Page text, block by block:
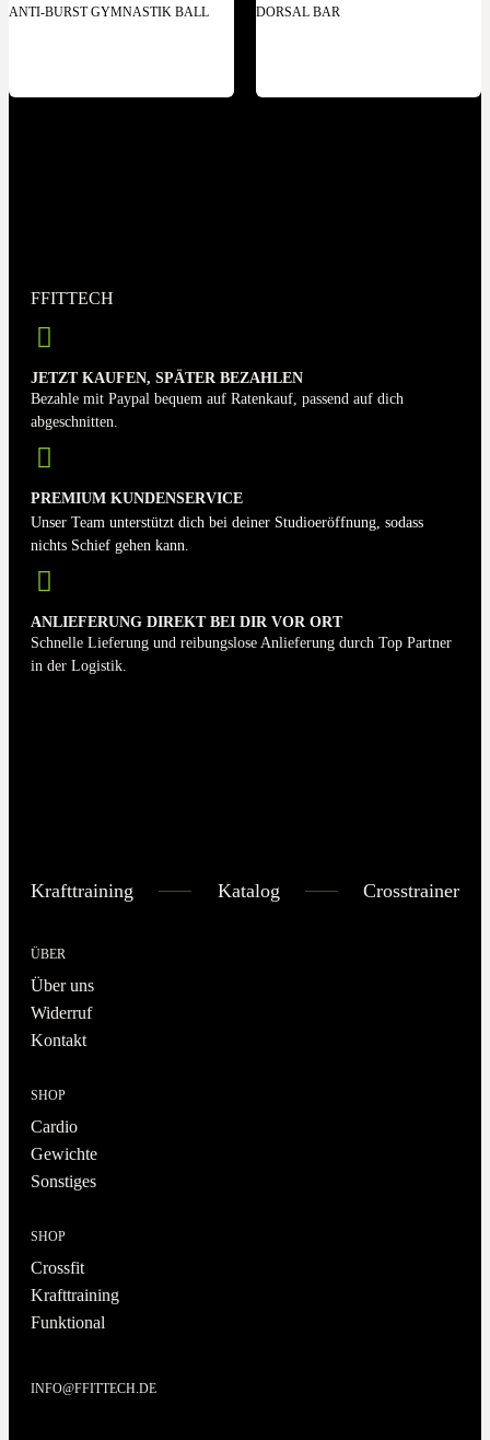
ANTI-BURST GYMNASTIK BALL DORSAL BAR
FFITTECH
JETZT KAUFEN, SPÄTER BEZAHLEN
Bezahle mit Paypal bequem auf Ratenkauf, passend auf dich
abgeschnitten.
PREMIUM KUNDENSERVICE
Unser Team unterstützt dich bei deiner Studioeröffnung, sodass
nichts Schief gehen kann.
ANLIEFERUNG DIREKT BEI DIR VOR ORT
Schnelle Lieferung und reibungslose Anlieferung durch Top Partner
in der Logistik.
Krafttraining Katalog Crosstrainer
ÜBER
Über uns
Widerruf
Kontakt
SHOP
Cardio
Gewichte
Sonstiges
SHOP
Crossfit
Krafttraining
Funktional
INFO@FFITTECH.DE